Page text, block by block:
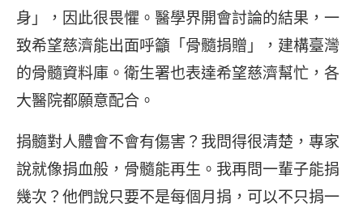
身」，因此很畏懼。醫學界開會討論的結果，一
致希望慈濟能出面呼籲「骨髓捐贈」，建構臺灣
的骨髓資料庫。衛生署也表達希望慈濟幫忙，各
大醫院都願意配合。
捐髓對人體會不會有傷害？我問得很清楚，專家
說就像捐血般，骨髓能再生。我再問一輩子能捐
幾次？他們說只要不是每個月捐，可以不只捐一